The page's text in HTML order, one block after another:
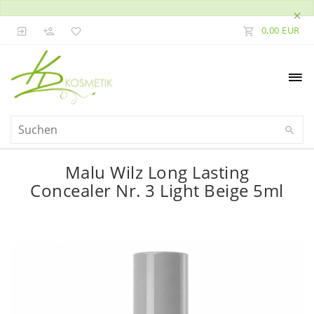
×
0,00 EUR
Malu Wilz Long Lasting
Concealer Nr. 3 Light Beige 5ml